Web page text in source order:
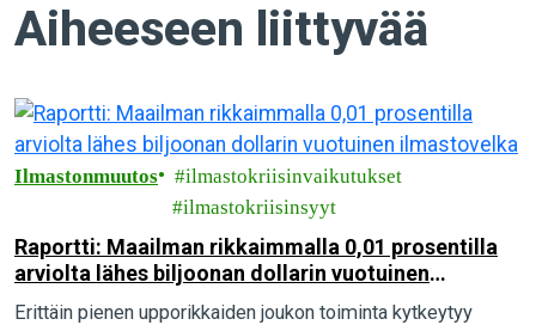
Aiheeseen liittyvää
Ilmastonmuutos
ilmastokriisinvaikutukset
ilmastokriisinsyyt
Raportti: Maailman rikkaimmalla 0,01 prosentilla
arviolta lähes biljoonan dollarin vuotuinen
ilmastovelka
Erittäin pienen upporikkaiden joukon toiminta kytkeytyy